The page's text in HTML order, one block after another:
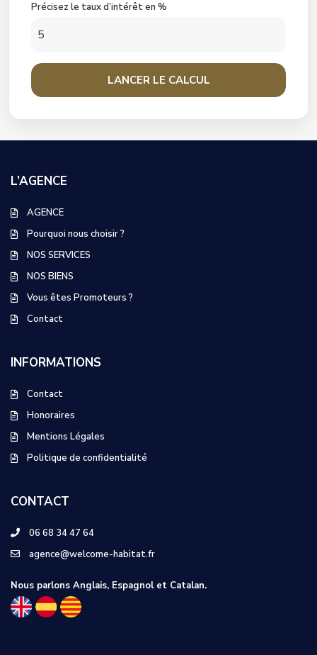
Précisez le taux d’intérêt en %
LANCER LE CALCUL
L’AGENCE
AGENCE
Pourquoi nous choisir ?
NOS SERVICES
NOS BIENS
Vous êtes Promoteurs ?
Contact
INFORMATIONS
Contact
Honoraires
Mentions Légales
Politique de confidentialité
CONTACT
06 68 34 47 64
agence@welcome-habitat.fr
Nous parlons Anglais, Espagnol et Catalan.